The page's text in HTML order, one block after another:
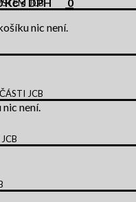
nic není.
není.
JCB
JCB